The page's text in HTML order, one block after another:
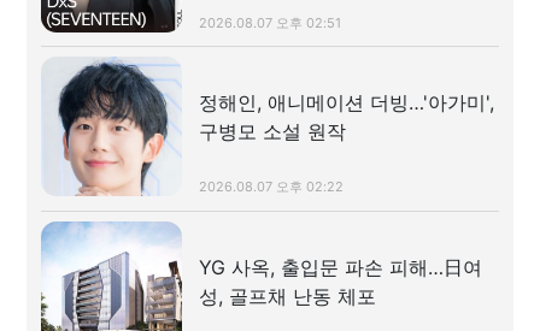
2026.08.07 오후 02:51
정해인, 애니메이션 더빙…'아가미',
구병모 소설 원작
2026.08.07 오후 02:22
YG 사옥, 출입문 파손 피해…日여
성, 골프채 난동 체포